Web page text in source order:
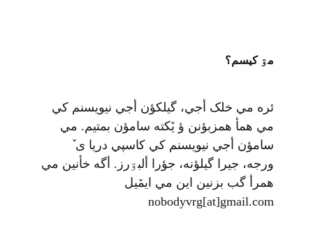
مۊ کيسم؟
ئره مي خلک أجي، گيلکؤن أجي نيويسنم کي
مي همأ همزبؤنن ؤ يٚکته سامؤن بمتيم. مي
سامؤن أجي نيويسنم کي کاسپي دريا ی ٚ
ورجه، جيرا گيلؤنه، جؤرا ألبۊرز. أگه خأنين مي
همرأ گب بزنين اين مي ايمٚیل‌ ‌
nobodyvrg[at]gmail.com